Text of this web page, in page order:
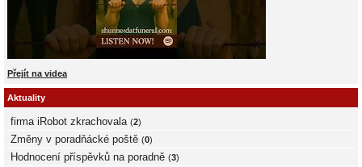
Přejít na videa
Aktuality
firma iRobot zkrachovala (2)
Změny v poradňácké poště (0)
Hodnocení příspěvků na poradně (3)